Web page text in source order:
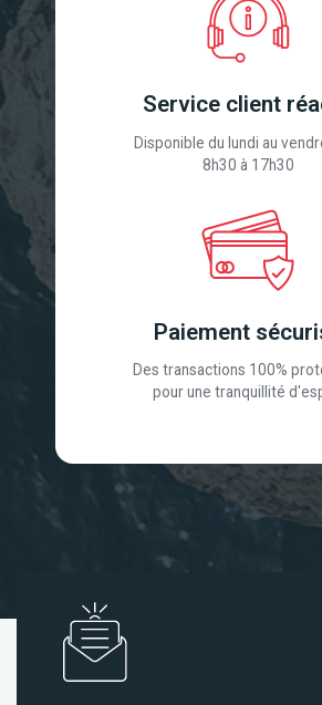
Service client
Disponible du lundi au
8h30 à 17h30
Paiement
Des transactions 100%
pour une tranquillité